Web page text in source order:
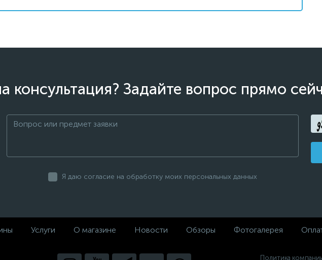
консультация? Задайте вопрос прямо
Я даю согласие на обработку моих персональных данных
Услуги О магазине Новости Обзоры Фотогалерея
Политика